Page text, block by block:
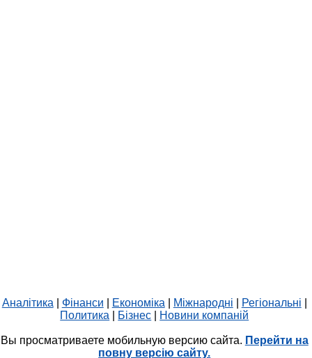
Аналітика Фінанси Економіка Міжнародні Регіональні
Политика
Бізнес Новини компаній
Вы просматриваете мобильную версию сайта. Перейти на
повну версію сайту.